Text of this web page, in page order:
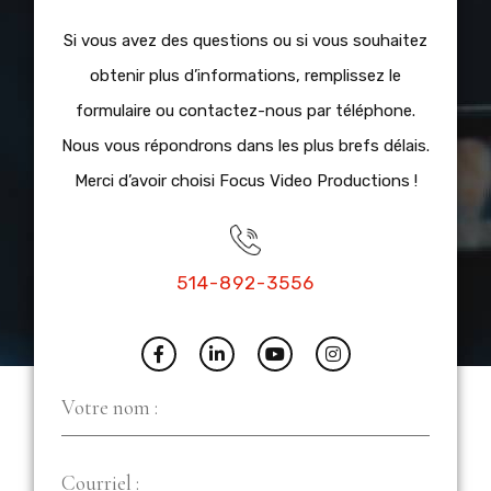
Si vous avez des questions ou si vous souhaitez
obtenir plus d’informations, remplissez le
formulaire ou contactez-nous par téléphone.
Nous vous répondrons dans les plus brefs délais.
Merci d’avoir choisi Focus Video Productions !
514-892-3556